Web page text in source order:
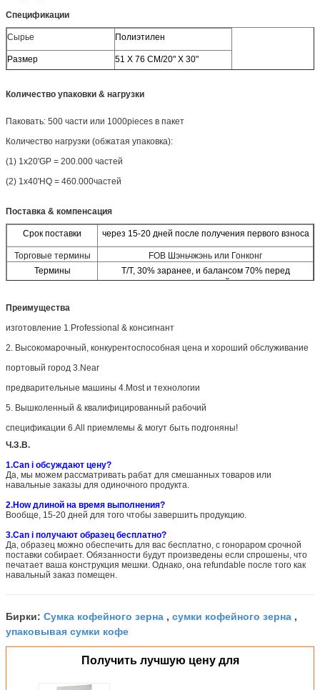
Спецификации
Сырье Полиэтилен
Размер 51 X 76 СМ/20" X 30"
Верхняя часть
Холодный отрезок
Дно Жара - запечатывание
Испытывать 1 метр скача после паковать
SWL 20 килограмм
Поверхностный общаться
Характеристика Biodegradable
Применение Полимер смеси Synthnic
Количество упаковки & нагрузки
Паковать: 500 части или 1000pieces в пакет
Количество нагрузки (обжатая упаковка):
(1) 1x20'GP = 200.000 частей
(2) 1x40'HQ = 460.000частей
Поставка & компенсация
Срок поставки через 15-20 дней после получения первого взноса
Торговые термины
FOB Шэньчжэнь или Гонконг
Термины
компенсации
T/T, 30% заранее, и балансом 70% перед
пересылкой
Преимущества
изготовление 1.Professional & консигнант
2. Высокомарочный, конкурентоспособная цена и хороший обслуживание
портовый город 3.Near
предварительные машины 4.Most и технологии
5. Вышколенный & квалифицированный рабочий
спецификации 6.All приемлемы & могут быть подгоняны!
Ч.З.В.
1.Can i обсуждают цену?
Да, мы можем рассматривать рабат для смешанных товаров или
навальные заказы для одиночного продукта.
2.How длиной на время выполнения?
Вообще, 15-20 дней для того чтобы завершить продукцию.
3.Can i получают образец бесплатно?
Да, образец можно обеспечить для вас бесплатно, с гонораром срочной
поставки собирает. Обязанности будут произведены если спрошены, что
печатает ваша конструкция мешки. Однако, она refundable после того как
навальный заказ помещен.
Бирки: Сумка кофейного зерна , сумки кофейного зерна ,
упаковывая сумки кофе
Получить лучшую цену для